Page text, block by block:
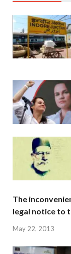
The
legal notice to
May 22, 2013